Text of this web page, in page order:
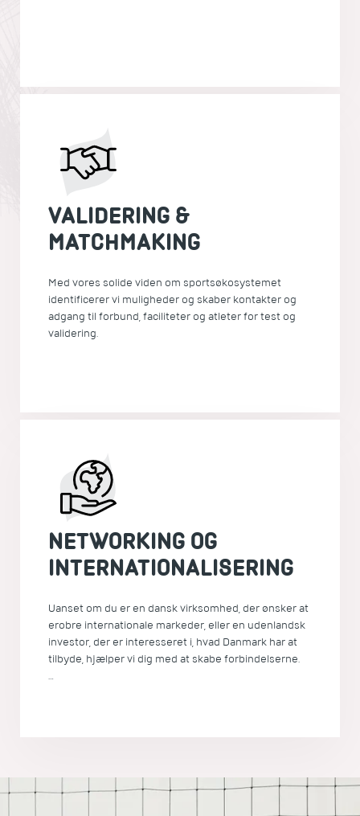
VALIDERING &
MATCHMAKING
Med vores solide viden om sportsøkosystemet
identificerer vi muligheder og skaber kontakter og
adgang til forbund, faciliteter og atleter for test og
validering.
NETWORKING OG
INTERNATIONALISERING
Uanset om du er en dansk virksomhed, der ønsker at
erobre internationale markeder, eller en udenlandsk
investor, der er interesseret i, hvad Danmark har at
tilbyde, hjælper vi dig med at skabe forbindelserne.